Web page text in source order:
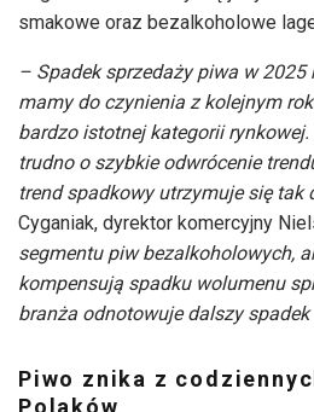
smakowe oraz bezalkoholowe
– Spadek sprzedaży piwa w 2025
mamy do czynienia z kolejnym
bardzo istotnej kategorii
trudno o szybkie odwrócenie
trend spadkowy utrzymuje się tak
Cyganiak, dyrektor komercyjny
segmentu piw bezalkoholowych,
kompensują spadku wolumenu
branża odnotowuje dalszy
Piwo znika z
Polaków